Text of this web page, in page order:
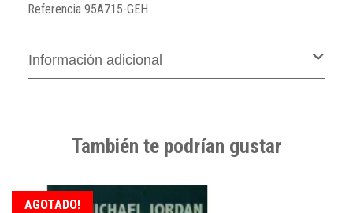
Referencia 95A715-GEH
Información adicional
También te podrían gustar
AGOTADO!